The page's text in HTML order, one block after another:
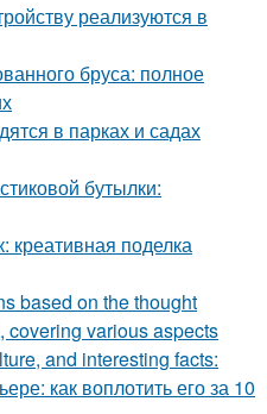
реализуются в
бруса: полное
в парках и садах
бутылки:
креативная поделка
based on the thought
covering various aspects
and interesting facts:
как воплотить его за 10